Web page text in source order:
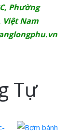
Phường
Việt Nam
Tự